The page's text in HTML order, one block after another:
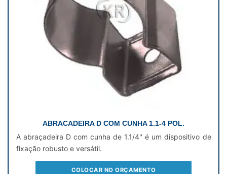
ABRACADEIRA D COM CUNHA 1.1-4 POL.
A abraçadeira D com cunha de 1.1/4'' é um dispositivo de
fixação robusto e versátil.
COLOCAR NO ORÇAMENTO